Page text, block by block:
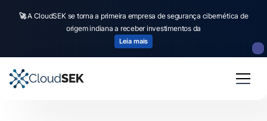
🚀A CloudSEK se torna a primeira empresa de segurança cibernética de
origem indiana a receber investimentos da
Leia mais